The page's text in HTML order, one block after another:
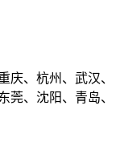
庆、杭州、武汉、
莞、沈阳、青岛、